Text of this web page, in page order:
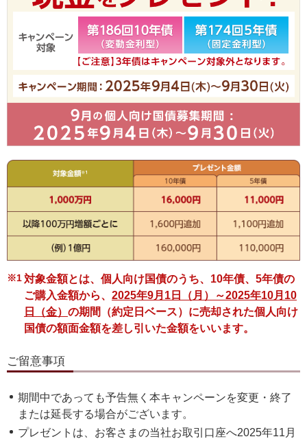
※1対象金額とは、個人向け国債のうち、10年債、5年債の
ご購入金額から、 2025年9月1日（月）～2025年10月10
日（金） の期間（約定日ベース）に売却された個人向け
国債の額面金額を差し引いた金額をいいます。
ご留意事項
期間中であっても予告無く本キャンペーンを変更・終了
または延長する場合がございます。
プレゼントは、お客さまの当社お取引口座へ2025年11月